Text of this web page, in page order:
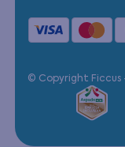
© Copyright Ficcus